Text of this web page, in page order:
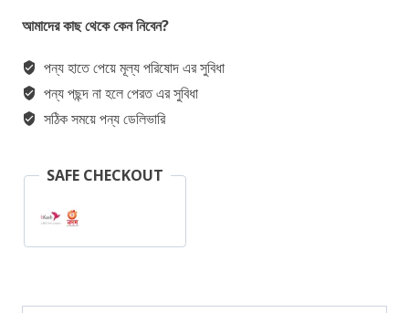
৳ 1,500.00.
updated
32
Pages
)
quantity
আমাদের কাছ থেকে কেন নিবেন?
পন্য হাতে পেয়ে মূল্য পরিষোদ এর সুবিধা
পন্য পছন্দ না হলে পেরত এর সুবিধা
সঠিক সময়ে পন্য ডেলিভারি
SAFE CHECKOUT